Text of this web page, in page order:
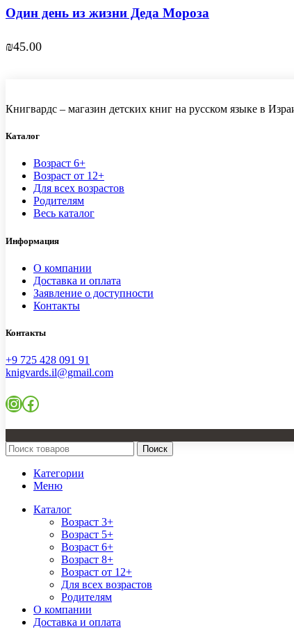
Один день из жизни Деда Мороза
₪45.00
Книгвардс – магазин детских книг на русском языке в
Каталог
Возраст 6+
Возраст от 12+
Для всех возрастов
Родителям
Весь каталог
Информация
О компании
Доставка и оплата
Заявление о доступности
Контакты
Контакты
+9 725 428 091 91
knigvards.il@gmail.com
Instagram
Facebook
Поиск
Категории
Меню
Каталог
Возраст 3+
Возраст 5+
Возраст 6+
Возраст 8+
Возраст от 12+
Для всех возрастов
Родителям
О компании
Доставка и оплата